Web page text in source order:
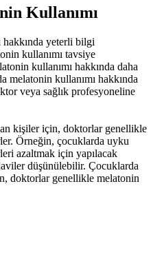
Kullanımı
hakkında yeterli bilgi
kullanımı tavsiye
kullanımı hakkında daha
melatonin kullanımı hakkında
veya sağlık profesyoneline
kişiler için, doktorlar genellikle
Örneğin, çocuklarda uyku
azaltmak için yapılacak
düşünülebilir. Çocuklarda
doktorlar genellikle melatonin